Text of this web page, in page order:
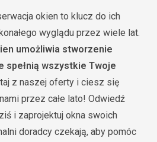
okien to klucz do ich
wyglądu przez wiele lat.
umożliwia stworzenie
spełnią wszystkie Twoje
z naszej oferty i ciesz się
przez całe lato! Odwiedź
i zaprojektuj okna swoich
doradcy czekają, aby pomóc